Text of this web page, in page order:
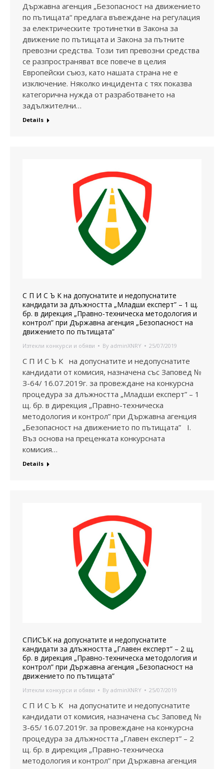
Държавна агенция „Безопасност на движението
по пътищата“ предлага въвеждане на регулация
за електрическите тротинетки в Закона за
движение по пътищата и Закона за пътните
превозни средства. Този тип превозни средства
се разпространяват все повече в целия
Европейски съюз, като нашата страна не е
изключение. Няколко инцидента с тях показва
категорична нужда от разработването на
задължителни…
Details
С П И С Ъ К на допуснатите и недопуснатите
кандидати за длъжността „Младши експерт” – 1 щ.
бр. в дирекция „Правно-техническа методология и
контрол” при Държавна агенция „Безопасност на
движението по пътищата”
Изтекли конкурси и обяви By adminXNRY 25/07/2019
С П И С Ъ К на допуснатите и недопуснатите
кандидати от комисия, назначена със Заповед №
З-64/ 16.07.2019г. за провеждане на конкурсна
процедура за длъжността „Младши експерт” – 1
щ. бр. в дирекция „Правно-техническа
методология и контрол” при Държавна агенция
„Безопасност на движението по пътищата” I.
Въз основа на преценката конкурсната
комисия…
Details
СПИСЪК на допуснатите и недопуснатите
кандидати за длъжността „Главен експерт” – 2 щ.
бр. в дирекция „Правно-техническа методология и
контрол” при Държавна агенция „Безопасност на
движението по пътищата”
Изтекли конкурси и обяви By adminXNRY 25/07/2019
С П И С Ъ К на допуснатите и недопуснатите
кандидати от комисия, назначена със Заповед №
З-65/ 16.07.2019г. за провеждане на конкурсна
процедура за длъжността „Главен експерт” – 2
щ. бр. в дирекция „Правно-техническа
методология и контрол” при Държавна агенция